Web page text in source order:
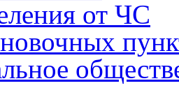
от ЧС